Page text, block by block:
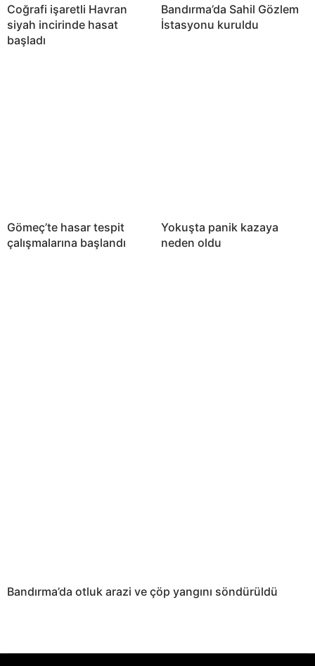
Coğrafi işaretli Havran
siyah incirinde hasat
başladı
Bandırma’da Sahil Gözlem
İstasyonu kuruldu
Gömeç’te hasar tespit
çalışmalarına başlandı
Yokuşta panik kazaya
neden oldu
Bandırma’da otluk arazi ve çöp yangını söndürüldü